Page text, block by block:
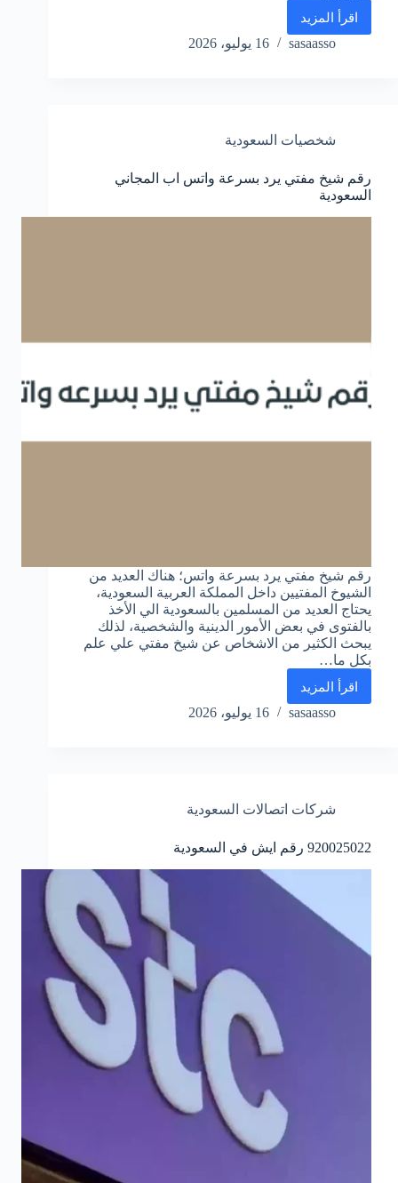
اقرأ المزيد
رقم
مكتب
سلمان
واتس
اب
sasaasso 16 يوليو، 2026
شخصيات السعودية
رقم شيخ مفتي يرد بسرعة واتس اب المجاني
السعودية
رقم شيخ مفتي يرد بسرعة واتس؛ هناك العديد من
الشيوخ المفتيين داخل المملكة العربية السعودية،
يحتاج العديد من المسلمين بالسعودية الي الأخذ
بالفتوى في بعض الأمور الدينية والشخصية، لذلك
يبحث الكثير من الاشخاص عن شيخ مفتي علي علم
بكل ما…
اقرأ المزيد
رقم
شيخ
المجاني
sasaasso 16 يوليو، 2026
شركات اتصالات السعودية
920025022 رقم ايش في السعودية